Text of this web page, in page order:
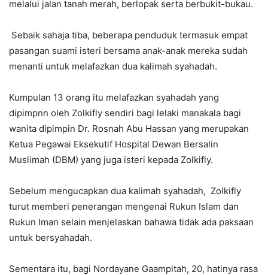
melalui jalan tanah merah, berlopak serta berbukit-bukau.
Sebaik sahaja tiba, beberapa penduduk termasuk empat
pasangan suami isteri bersama anak-anak mereka sudah
menanti untuk melafazkan dua kalimah syahadah.
Kumpulan 13 orang itu melafazkan syahadah yang
dipimpnn oleh Zolkifly sendiri bagi lelaki manakala bagi
wanita dipimpin Dr. Rosnah Abu Hassan yang merupakan
Ketua Pegawai Eksekutif Hospital Dewan Bersalin
Muslimah (DBM) yang juga isteri kepada Zolkifly.
Sebelum mengucapkan dua kalimah syahadah, Zolkifly
turut memberi penerangan mengenai Rukun Islam dan
Rukun Iman selain menjelaskan bahawa tidak ada paksaan
untuk bersyahadah.
Sementara itu, bagi Nordayane Gaampitah, 20, hatinya rasa